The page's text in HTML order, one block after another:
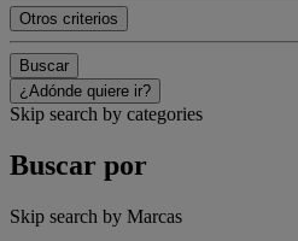
Otros criterios
Buscar
¿Adónde quiere ir?
Skip search by categories
Buscar por
Skip search by Marcas